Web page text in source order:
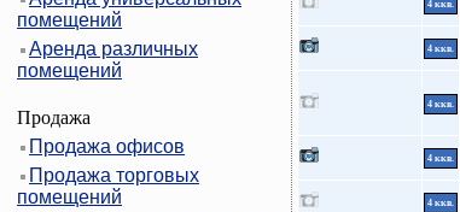
помещений
Аренда различных
помещений
Продажа
Продажа офисов
Продажа торговых
помещений
4 ккв.
4 ккв.
4 ккв.
4 ккв.
4 ккв.